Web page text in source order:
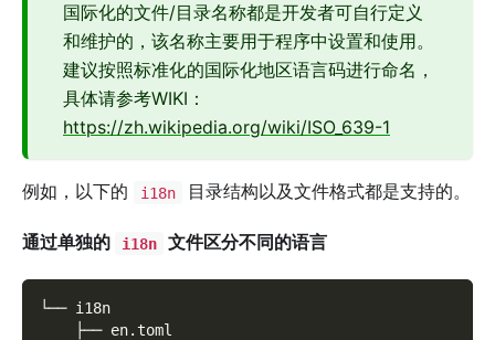
国际化的文件/目录名称都是开发者可自行定义
和维护的，该名称主要用于程序中设置和使用。
建议按照标准化的国际化地区语言码进行命名，
具体请参考WIKI：
https://zh.wikipedia.org/wiki/ISO_639-1
例如，以下的 i18n 目录结构以及文件格式都是支持的。
通过单独的 i18n 文件区分不同的语言
└── i18n
    ├── en
. toml